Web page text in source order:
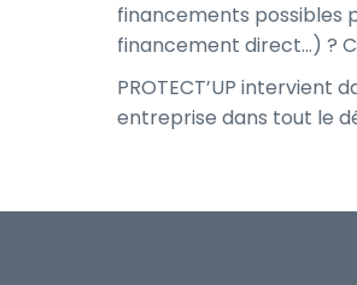
financements possibles
financement direct…) ?
PROTECT’UP
entreprise dans tout le